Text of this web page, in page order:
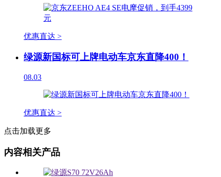
优惠直达 >
绿源新国标可上牌电动车京东直降400！
08.03
优惠直达 >
点击加载更多
内容相关产品